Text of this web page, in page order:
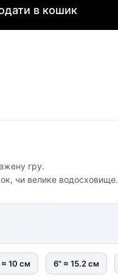
в кошик
гру.
чи велике водосховище.
10 см 6" ≈ 15.2 см